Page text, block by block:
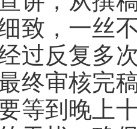
致，一丝
过反复多
终审核完
等到晚上